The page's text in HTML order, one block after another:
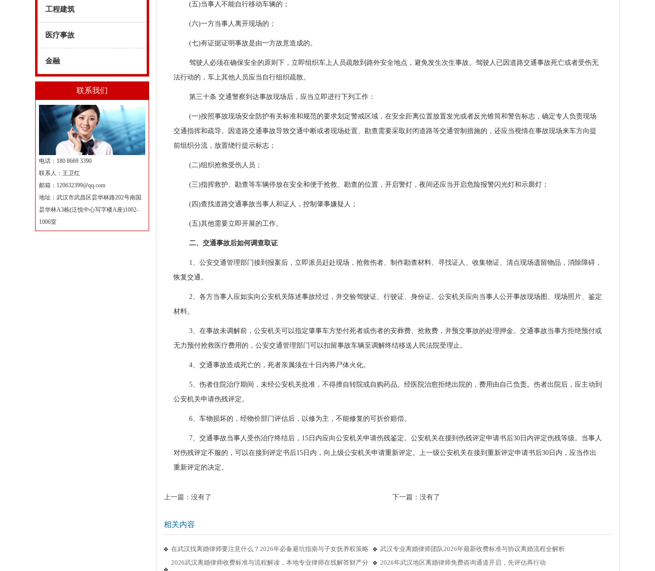
(五)当事人不能自行移动车辆的；
(六)一方当事人离开现场的；
(七)有证据证明事故是由一方故意造成的。
驾驶人必须在确保安全的原则下，立即组织车上人员疏散到路外安全地点，避免发生次生事故。驾驶人已因道路交通事故死亡或者受伤无
法行动的，车上其他人员应当自行组织疏散。
第三十条 交通警察到达事故现场后，应当立即进行下列工作：
(一)按照事故现场安全防护有关标准和规范的要求划定警戒区域，在安全距离位置放置发光或者反光锥筒和警告标志，确定专人负责现场
交通指挥和疏导。因道路交通事故导致交通中断或者现场处置、勘查需要采取封闭道路等交通管制措施的，还应当视情在事故现场来车方向提
前组织分流，放置绕行提示标志；
(二)组织抢救受伤人员；
(三)指挥救护、勘查等车辆停放在安全和便于抢救、勘查的位置，开启警灯，夜间还应当开启危险报警闪光灯和示廓灯；
(四)查找道路交通事故当事人和证人，控制肇事嫌疑人；
(五)其他需要立即开展的工作。
二、交通事故后如何调查取证
1、公安交通管理部门接到报案后，立即派员赶赴现场，抢救伤者、制作勘查材料、寻找证人、收集物证、清点现场遗留物品，消除障碍，
恢复交通。
2、各方当事人应如实向公安机关陈述事故经过，并交验驾驶证、行驶证、身份证。公安机关应向当事人公开事故现场图、现场照片、鉴定
材料。
3、在事故未调解前，公安机关可以指定肇事车方垫付死者或伤者的安葬费、抢救费，并预交事故的处理押金。交通事故当事方拒绝预付或
无力预付抢救医疗费用的，公安交通管理部门可以扣留事故车辆至调解终结移送人民法院受理止。
4、交通事故造成死亡的，死者亲属须在十日内将尸体火化。
5、伤者住院治疗期间，未经公安机关批准，不得擅自转院或自购药品。经医院治愈拒绝出院的，费用由自己负责。伤者出院后，应主动到
公安机关申请伤残评定。
6、车物损坏的，经物价部门评估后，以修为主，不能修复的可折价赔偿。
7、交通事故当事人受伤治疗终结后，15日内应向公安机关申请伤残鉴定。公安机关在接到伤残评定申请书后30日内评定伤残等级。当事人
对伤残评定不服的，可以在接到评定书后15日内，向上级公安机关申请重新评定。上一级公安机关在接到重新评定申请书后30日内，应当作出
重新评定的决定。
上一篇：没有了 下一篇：没有了
相关内容
在武汉找离婚律师要注意什么？2026年必备避坑指南与子女抚养权策略
武汉专业离婚律师团队2026年最新收费标准与协议离婚流程全解析
2026武汉离婚律师收费标准与流程解读，本地专业律师在线解答财产分
2026年武汉地区离婚律师免费咨询通道开启，先评估再行动
工程建筑
医疗事故
金融
联系我们
电话：180 8669 3390
联系人：王卫红
邮箱： 120632399@qq.com
地址：武汉市武昌区昙华林路202号南国.
昙华林A3栋(泛悦中心写字楼A座)1002-
1006室